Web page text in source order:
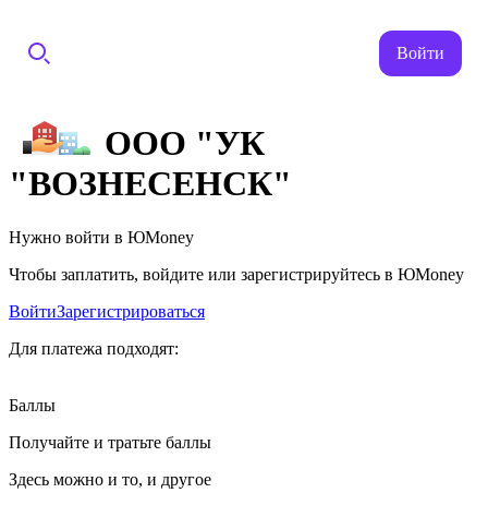
Войти
ООО "УК
"ВОЗНЕСЕНСК"
Нужно войти в ЮMoney
Чтобы заплатить, войдите или зарегистрируйтесь в ЮMoney
ВойтиЗарегистрироваться
Для платежа подходят:
Баллы
Получайте и тратьте баллы
Здесь можно и то, и другое